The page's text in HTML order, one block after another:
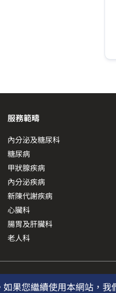
果您繼續使用本網站，我
服務範疇
內分泌及糖尿科
糖尿病
甲狀腺疾病
內分泌疾病
新陳代謝疾病
心臟科
腸胃及肝臟科
老人科